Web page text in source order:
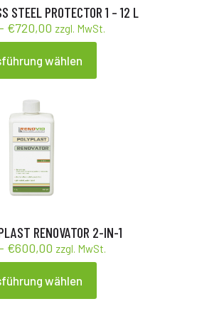
STEEL PROTECTOR 1 – 12 L
€720,00Preisspanne:
€81,00
bis
€720,00
zzgl. MwSt.
wählen
RENOVATOR 2-IN-1
€600,00 Preisspanne:
€67,50
bis
€600,00
zzgl. MwSt.
wählen